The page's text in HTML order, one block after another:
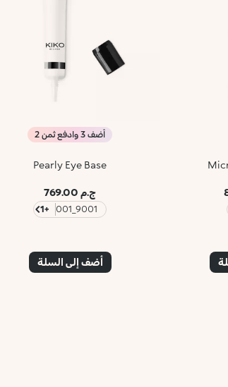
أضف 3 وادفع ثمن 2
Pearly Eye Base
ج.م 769.00
9001_001
+1
أضف إلى السلة